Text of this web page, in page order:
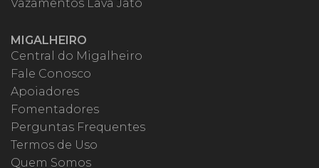
Vazamentos Lava Jato
MIGALHEIRO
Central do Migalheiro
Fale Conosco
Apoiadores
Fomentadores
Perguntas Frequentes
Termos de Uso
Quem Somos